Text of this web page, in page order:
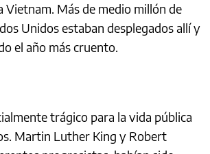
Vietnam. Más de medio millón de
Unidos estaban desplegados allí y
el año más cruento.
trágico para la vida pública
Martin Luther King y Robert